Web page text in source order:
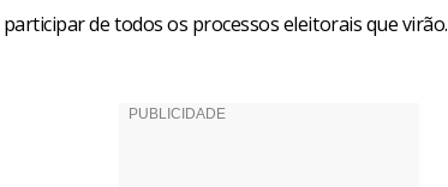
de todos os processos eleitorais que virão.